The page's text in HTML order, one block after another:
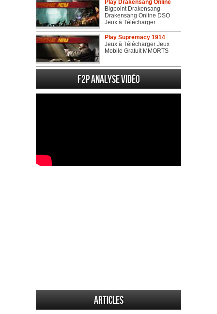
Play Drakensang Online
Bigpoint Drakensang
Drakensang Online DSO
Jeux à Télécharger
Play Supremacy 1914
Jeux à Télécharger Jeux
Mobile Gratuit MMORTS
F2P Analyse vidéo
Articles